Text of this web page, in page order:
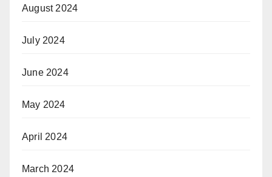
August 2024
July 2024
June 2024
May 2024
April 2024
March 2024